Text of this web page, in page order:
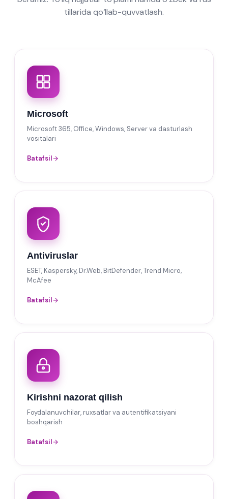
tillarida qo‘llab-quvvatlash.
Microsoft
Microsoft 365, Office, Windows, Server va dasturlash
vositalari
Batafsil
Antiviruslar
ESET, Kaspersky, Dr.Web, BitDefender, Trend Micro,
McAfee
Batafsil
Kirishni nazorat qilish
Foydalanuvchilar, ruxsatlar va autentifikatsiyani
boshqarish
Batafsil